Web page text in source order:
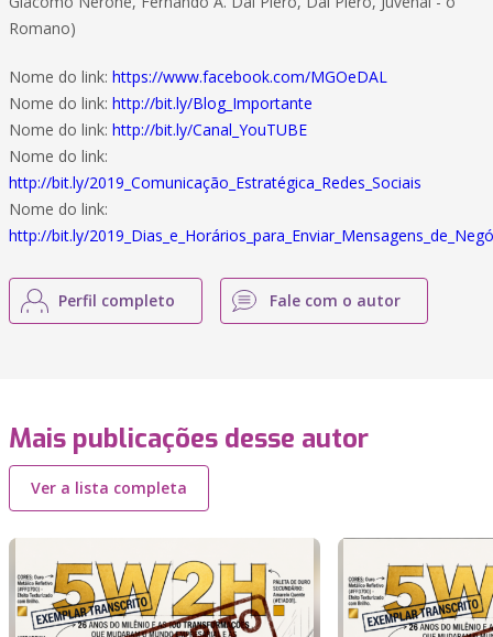
Romano)
Nome do link: https://www.facebook.com/MGOeDAL
Nome do link: http://bit.ly/Blog_Importante
Nome do link: http://bit.ly/Canal_YouTUBE
Nome do link:
http://bit.ly/2019_Comunicação_Estratégica_Redes_Sociais
Nome do link:
http://bit.ly/
Perfil completo Fale com o autor
Mais publicações desse autor
Ver a lista completa